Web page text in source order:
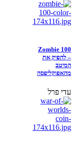
Zombie 100
– להפיק את
המיטב
מהאפוקליפסה
עדי פרל